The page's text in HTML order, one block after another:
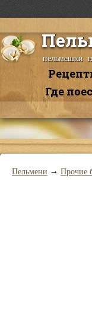
пельмешки
Где
Пельмени → Прочие